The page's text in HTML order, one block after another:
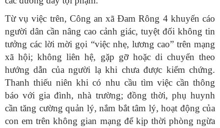
Từ vụ việc trên, Công an xã Đam Rông 4 khuyến cáo
người dân cần nâng cao cảnh giác, tuyệt đối không tin
tưởng các lời mời gọi “việc nhẹ, lương cao” trên mạng
xã hội; không liên hệ, gặp gỡ hoặc di chuyển theo
hướng dẫn của người lạ khi chưa được kiểm chứng.
Thanh thiếu niên khi có nhu cầu tìm việc cần thông
báo với gia đình, nhà trường; đồng thời, phụ huynh
cần tăng cường quản lý, nắm bắt tâm lý, hoạt động của
con em trên không gian mạng để kịp thời phòng ngừa